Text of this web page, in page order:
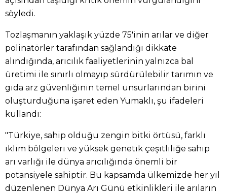
söyledi.
Tozlaşmanın yaklaşık yüzde 75'inin arılar ve diğer
polinatörler tarafından sağlandığı dikkate
alındığında, arıcılık faaliyetlerinin yalnızca bal
üretimi ile sınırlı olmayıp sürdürülebilir tarımın ve
gıda arz güvenliğinin temel unsurlarından birini
oluşturduğuna işaret eden Yumaklı, şu ifadeleri
kullandı:
"Türkiye, sahip olduğu zengin bitki örtüsü, farklı
iklim bölgeleri ve yüksek genetik çeşitliliğe sahip
arı varlığı ile dünya arıcılığında önemli bir
potansiyele sahiptir. Bu kapsamda ülkemizde her yıl
düzenlenen Dünya Arı Günü etkinlikleri ile arıların